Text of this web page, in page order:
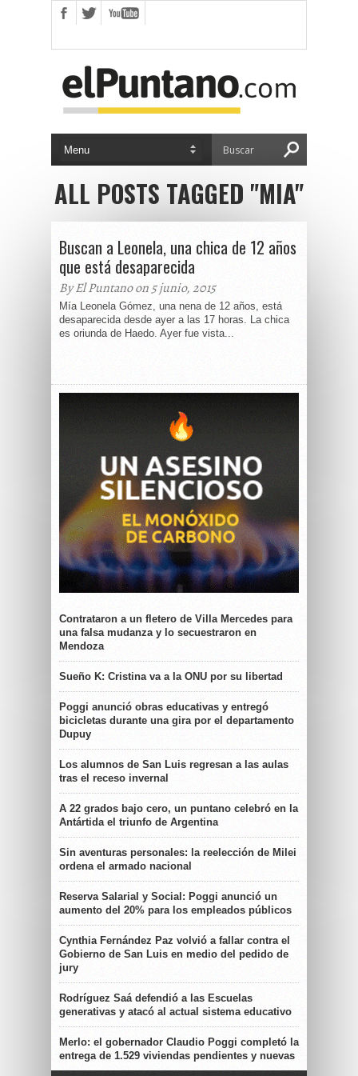
ALL POSTS TAGGED "MIA"
Buscan a Leonela, una chica de 12 años
que está desaparecida
By El Puntano on 5 junio, 2015
Mía Leonela Gómez, una nena de 12 años, está
desaparecida desde ayer a las 17 horas. La chica
es oriunda de Haedo. Ayer fue vista...
Contrataron a un fletero de Villa Mercedes para
una falsa mudanza y lo secuestraron en
Mendoza
Sueño K: Cristina va a la ONU por su libertad
Poggi anunció obras educativas y entregó
bicicletas durante una gira por el departamento
Dupuy
Los alumnos de San Luis regresan a las aulas
tras el receso invernal
A 22 grados bajo cero, un puntano celebró en la
Antártida el triunfo de Argentina
Sin aventuras personales: la reelección de Milei
ordena el armado nacional
Reserva Salarial y Social: Poggi anunció un
aumento del 20% para los empleados públicos
Cynthia Fernández Paz volvió a fallar contra el
Gobierno de San Luis en medio del pedido de
jury
Rodríguez Saá defendió a las Escuelas
generativas y atacó al actual sistema educativo
Merlo: el gobernador Claudio Poggi completó la
entrega de 1.529 viviendas pendientes y nuevas